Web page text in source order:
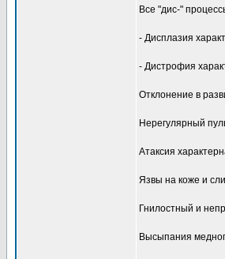
Все "дис-"
- Дисплазия
- Дистрофия
Отклонение в
Нерегулярный
Атаксия
Язвы на коже и
Гнилостный и
Высыпания